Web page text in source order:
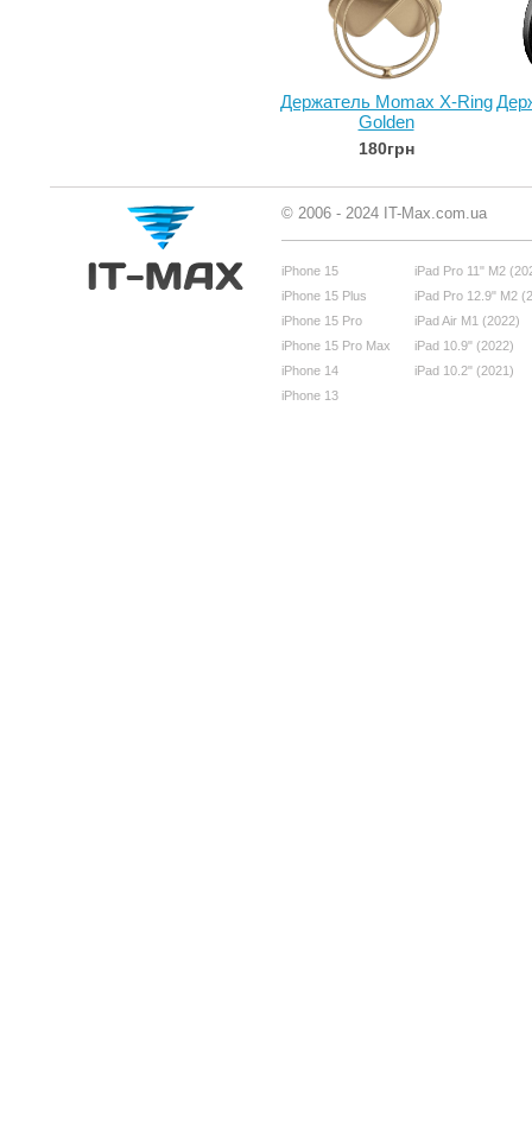
Держатель Momax X-Ring
Golden
180грн
© 2006 - 2024 IT-Max.com.ua
iPhone 15
iPhone 15 Plus
iPhone 15 Pro
iPhone 15 Pro Max
iPhone 14
iPhone 13
iPad Pro 11" M2
iPad Pro 12.9" M2
iPad Air M1 (2022)
iPad 10.9" (2022)
iPad 10.2" (2021)